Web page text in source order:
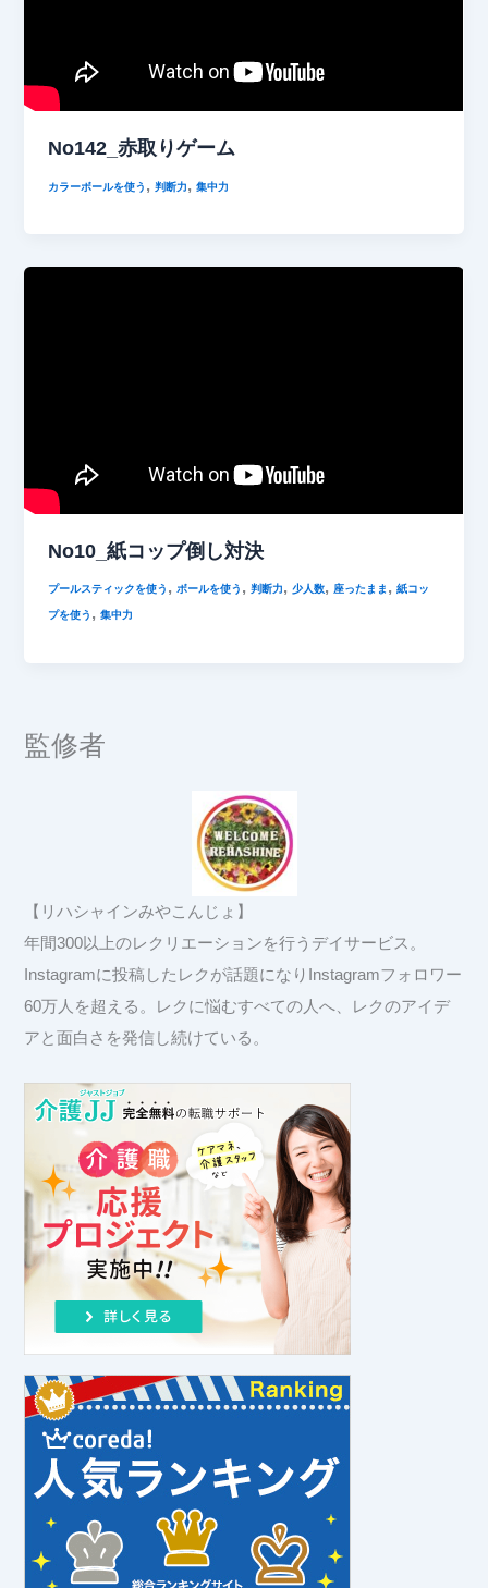
No142_赤取りゲーム
カラーボールを使う ,判断力,集中力
No10_紙コップ倒し対決
プールスティックを使う ,ボールを使う ,判断力,少人数,座ったまま,紙コッ
プを使う ,集中力
監修者
【リハシャインみやこんじょ】
年間300以上のレクリエーションを行うデイサービス。
Instagramに投稿したレクが話題になりInstagramフォロワー
60万人を超える。レクに悩むすべての人へ、レクのアイデ
アと面白さを発信し続けている。